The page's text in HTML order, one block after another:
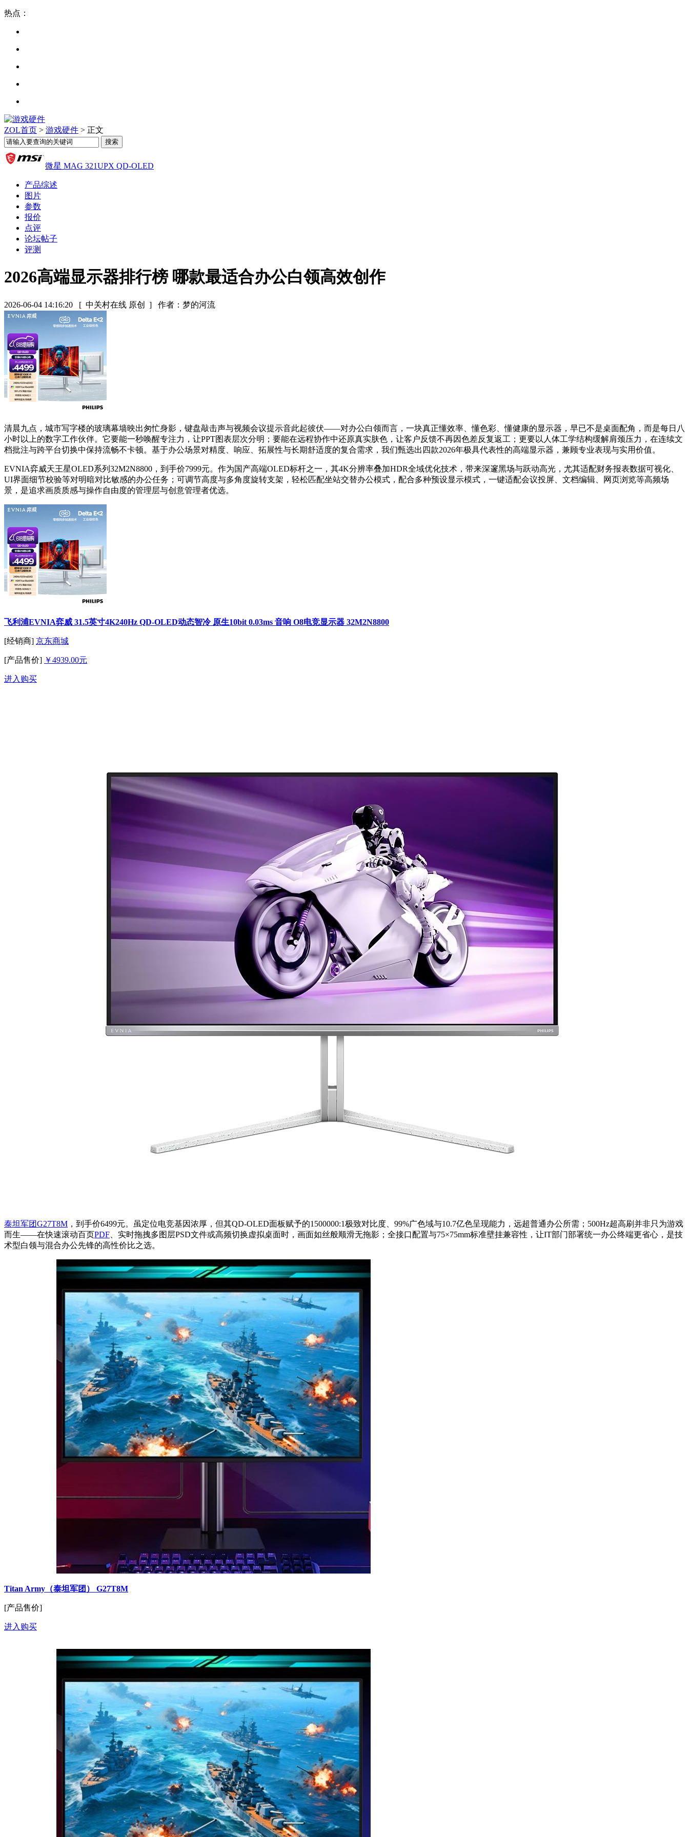
热点：
ZOL首页 > 游戏硬件 > 正文
微星 MAG 321UPX QD-OLED
产品综述
图片
参数
报价
点评
论坛帖子
评测
2026高端显示器排行榜 哪款最适合办公白领高效创作
2026-06-04 14:16:20 [ 中关村在线 原创 ] 作者：梦的河流
清晨九点，城市写字楼的玻璃幕墙映出匆忙身影，键盘敲击声与视频会议提示音此起彼伏——对办公白领而言，一块真正懂效率、懂色彩、懂健康的显示器，早已不是桌面配角，而是每日八
小时以上的数字工作伙伴。它要能一秒唤醒专注力，让PPT图表层次分明；要能在远程协作中还原真实肤色，让客户反馈不再因色差反复返工；更要以人体工学结构缓解肩颈压力，在连续文
档批注与跨平台切换中保持流畅不卡顿。基于办公场景对精度、响应、拓展性与长期舒适度的复合需求，我们甄选出四款2026年极具代表性的高端显示器，兼顾专业表现与实用价值。
EVNIA弈威天王星OLED系列32M2N8800，到手价7999元。作为国产高端OLED标杆之一，其4K分辨率叠加HDR全域优化技术，带来深邃黑场与跃动高光，尤其适配财务报表数据可视化、
UI界面细节校验等对明暗对比敏感的办公任务；可调节高度与多角度旋转支架，轻松匹配坐站交替办公模式，配合多种预设显示模式，一键适配会议投屏、文档编辑、网页浏览等高频场
景，是追求画质质感与操作自由度的管理层与创意管理者优选。
飞利浦EVNIA弈威 31.5英寸4K240Hz QD-OLED动态智冷 原生10bit 0.03ms 音响 O8电竞显示器 32M2N8800
[经销商] 京东商城
[产品售价] ￥4939.00元
进入购买
泰坦军团G27T8M ，到手价6499元。虽定位电竞基因浓厚，但其QD-OLED面板赋予的1500000:1极致对比度、99%广色域与10.7亿色呈现能力，远超普通办公所需；500Hz超高刷并非只为游戏
而生——在快速滚动百页PDF 、实时拖拽多图层PSD文件或高频切换虚拟桌面时，画面如丝般顺滑无拖影；全接口配置与75×75mm标准壁挂兼容性，让IT部门部署统一办公终端更省心，是技
术型白领与混合办公先锋的高性价比之选。
Titan Army（泰坦军团） G27T8M
[产品售价]
进入购买